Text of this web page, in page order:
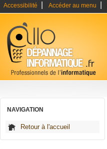
Accessibilité Accéder au menu
NAVIGATION
Retour à l'accueil